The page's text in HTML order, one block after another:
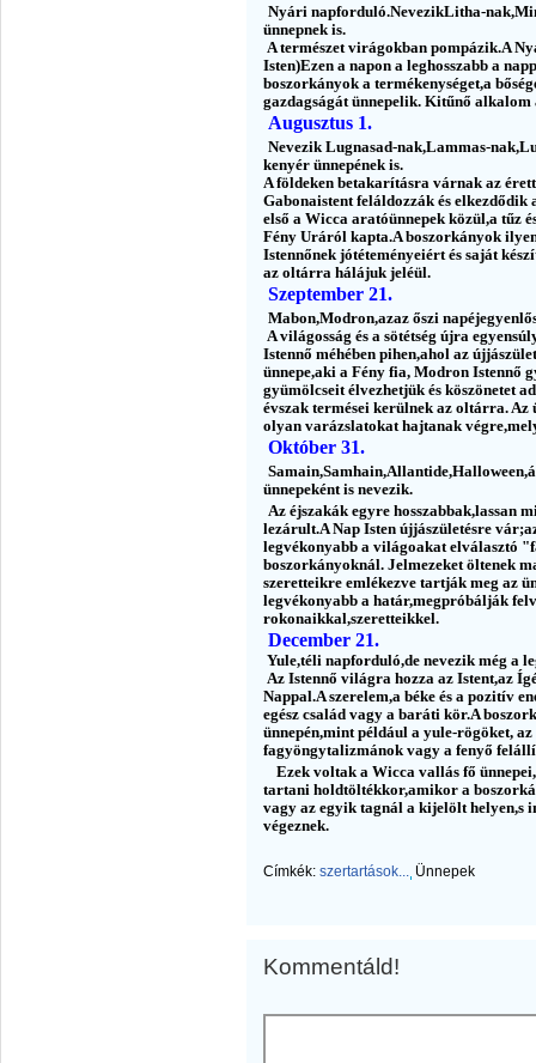
Nyári napforduló.NevezikLitha-
ünnepnek is.
A természet virágokban pompázik.A
Isten)Ezen a napon a leghosszabb a
boszorkányok a termékenységet,a
gazdagságát ünnepelik. Kitűnő
Augusztus 1.
Nevezik Lugnasad-nak,Lammas-
kenyér ünnepének is.
A földeken betakarításra várnak az
Gabonaistent feláldozzák és elkezdődik
első a Wicca aratóünnepek közül,a tűz
Fény Uráról kapta.A boszorkányok
Istennőnek jótéteményeiért és saját
az oltárra hálájuk jeléül.
Szeptember 21.
Mabon,Modron,azaz őszi
A világosság és a sötétség újra
Istennő méhében pihen,ahol az
ünnepe,aki a Fény fia, Modron Istennő
gyümölcseit élvezhetjük és köszönetet
évszak termései kerülnek az oltárra. Az
olyan varázslatokat hajtanak
Október 31.
ünnepeként is nevezik.
Az éjszakák egyre hosszabbak,lassan
lezárult.A Nap Isten újjászületésre
legvékonyabb a világoakat elválasztó
boszorkányoknál. Jelmezeket öltenek
szeretteikre emlékezve tartják meg az
legvékonyabb a határ,megpróbálják
rokonaikkal,szeretteikkel.
December 21.
Yule,téli napforduló,de nevezik még a
Az Istennő világra hozza az Istent,az
Nappal.A szerelem,a béke és a pozitív
egész család vagy a baráti kör.A
ünnepén,mint például a yule-rögöket,
fagyöngytalizmánok vagy a fenyő
Ezek voltak a Wicca vallás fő
tartani holdtöltékkor,amikor a
vagy az egyik tagnál a kijelölt helyen,s
végeznek.
Címkék: szertartások... Ünnepek
Kommentáld!